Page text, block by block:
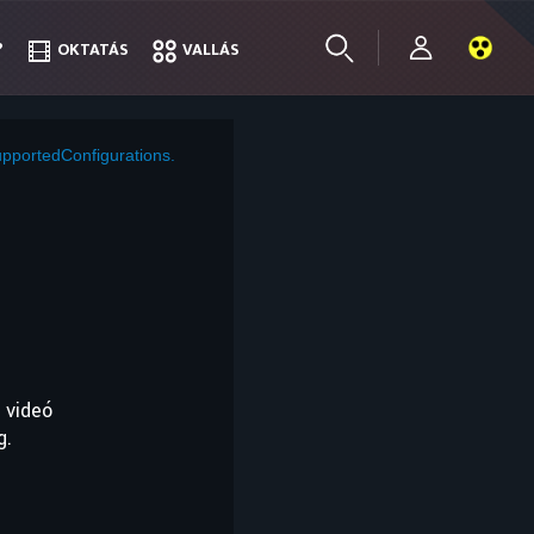
OKTATÁS VALLÁS
OKTATÁS VALLÁS